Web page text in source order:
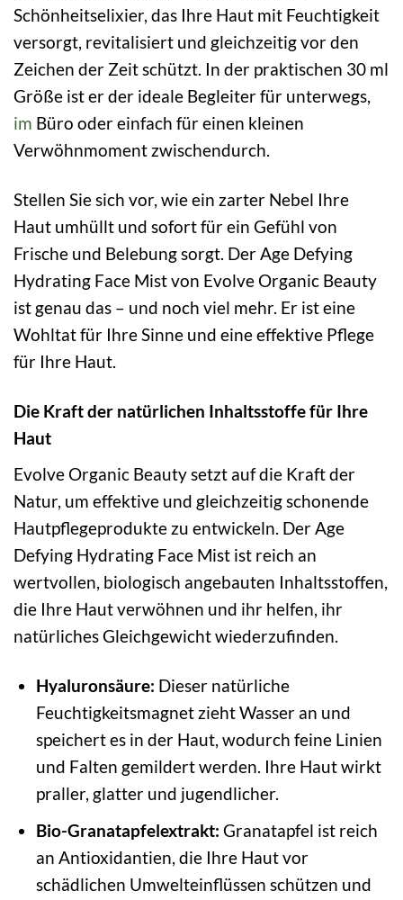
Schönheitselixier, das Ihre Haut mit Feuchtigkeit
versorgt, revitalisiert und gleichzeitig vor den
Zeichen der Zeit schützt. In der praktischen 30 ml
Größe ist er der ideale Begleiter für unterwegs,
im Büro oder einfach für einen kleinen
Verwöhnmoment zwischendurch.
Stellen Sie sich vor, wie ein zarter Nebel Ihre
Haut umhüllt und sofort für ein Gefühl von
Frische und Belebung sorgt. Der Age Defying
Hydrating Face Mist von Evolve Organic Beauty
ist genau das – und noch viel mehr. Er ist eine
Wohltat für Ihre Sinne und eine effektive Pflege
für Ihre Haut.
Die Kraft der natürlichen Inhaltsstoffe für Ihre
Haut
Evolve Organic Beauty setzt auf die Kraft der
Natur, um effektive und gleichzeitig schonende
Hautpflegeprodukte zu entwickeln. Der Age
Defying Hydrating Face Mist ist reich an
wertvollen, biologisch angebauten Inhaltsstoffen,
die Ihre Haut verwöhnen und ihr helfen, ihr
natürliches Gleichgewicht wiederzufinden.
Hyaluronsäure: Dieser natürliche
Feuchtigkeitsmagnet zieht Wasser an und
speichert es in der Haut, wodurch feine Linien
und Falten gemildert werden. Ihre Haut wirkt
praller, glatter und jugendlicher.
Bio-Granatapfelextrakt: Granatapfel ist reich
an Antioxidantien, die Ihre Haut vor
schädlichen Umwelteinflüssen schützen und